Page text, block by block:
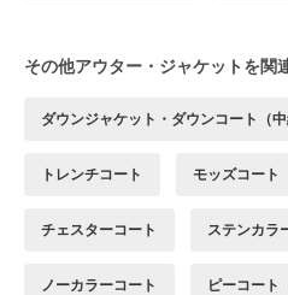
その他アウター・ジャケットを関
ダウンジャケット・ダウンコート（中
トレンチコート モッズコート
チェスターコート ステンカラ
ノーカラーコート ピーコート